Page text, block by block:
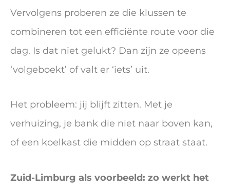
Vervolgens proberen ze die klussen te
combineren tot een efficiënte route voor die
dag. Is dat niet gelukt? Dan zijn ze opeens
‘volgeboekt’ of valt er ‘iets’ uit.
Het probleem: jij blijft zitten. Met je
verhuizing, je bank die niet naar boven kan,
of een koelkast die midden op straat staat.
Zuid-Limburg als voorbeeld: zo werkt het